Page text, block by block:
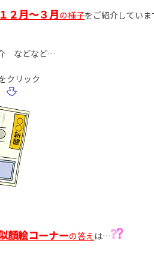
１２月～３月の様子をご紹介していま
などなど…
クリック
顔絵コーナーの答えは…